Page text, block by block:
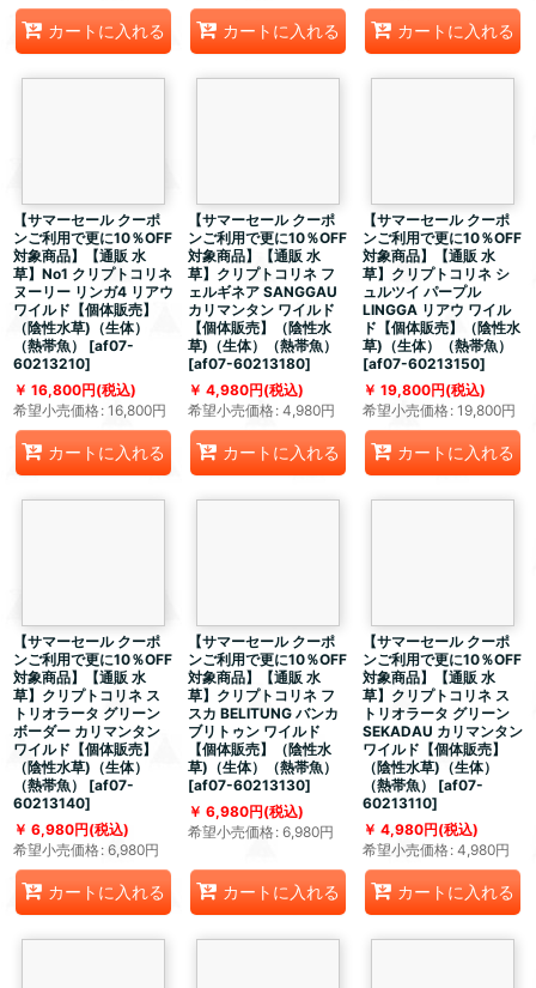
カートに入れる カートに入れる カートに入れる
【サマーセール クーポ
ンご利用で更に10％OFF
対象商品】【通販 水
草】No1 クリプトコリネ
ヌーリー リンガ4 リアウ
ワイルド【個体販売】
（陰性水草)（生体）
（熱帯魚）
[af07-
60213210]
16,800円(税込)
希望小売価格: 16,800円
カートに入れる
【サマーセール クーポ
ンご利用で更に10％OFF
対象商品】【通販 水
草】クリプトコリネ フ
ェルギネア SANGGAU
カリマンタン ワイルド
【個体販売】（陰性水
草)（生体）（熱帯魚）
[af07-60213180]
4,980円(税込)
希望小売価格: 4,980円
カートに入れる
【サマーセール クーポ
ンご利用で更に10％OFF
対象商品】【通販 水
草】クリプトコリネ シ
ュルツイ パープル
LINGGA リアウ ワイル
ド【個体販売】（陰性水
草)（生体）（熱帯魚）
[af07-60213150]
19,800円(税込)
希望小売価格: 19,800円
カートに入れる
【サマーセール クーポ
ンご利用で更に10％OFF
対象商品】【通販 水
草】クリプトコリネ ス
トリオラータ グリーン
ボーダー カリマンタン
ワイルド【個体販売】
（陰性水草)（生体）
（熱帯魚）
[af07-
60213140]
6,980円(税込)
希望小売価格: 6,980円
カートに入れる
【サマーセール クーポ
ンご利用で更に10％OFF
対象商品】【通販 水
草】クリプトコリネ フ
スカ BELITUNG バンカ
ブリトゥン ワイルド
【個体販売】（陰性水
草)（生体）（熱帯魚）
[af07-60213130]
6,980円(税込)
希望小売価格: 6,980円
カートに入れる
【サマーセール クーポ
ンご利用で更に10％OFF
対象商品】【通販 水
草】クリプトコリネ ス
トリオラータ グリーン
SEKADAU カリマンタン
ワイルド【個体販売】
（陰性水草)（生体）
（熱帯魚）
[af07-
60213110]
4,980円(税込)
希望小売価格: 4,980円
カートに入れる